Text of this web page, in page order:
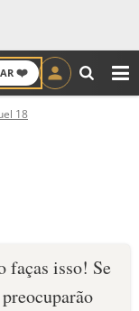
❤️
18
faças isso! Se